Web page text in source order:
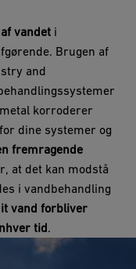
vandet i
Brugen af
and
korroderer
dine systemer og
fremragende
at det kan modstå
i vandbehandling
vand forbliver
tid.